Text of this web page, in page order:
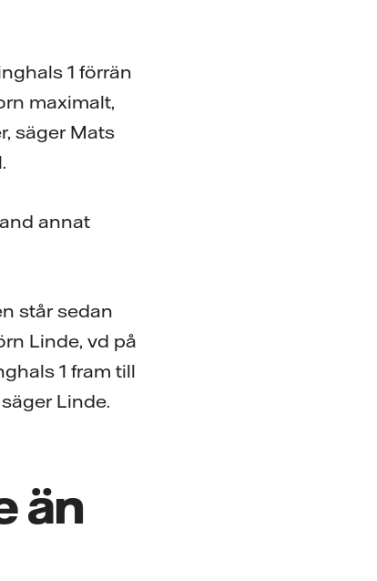
1 förrän
maximalt,
säger Mats
annat
står sedan
Linde, vd på
1 fram till
Linde.
än